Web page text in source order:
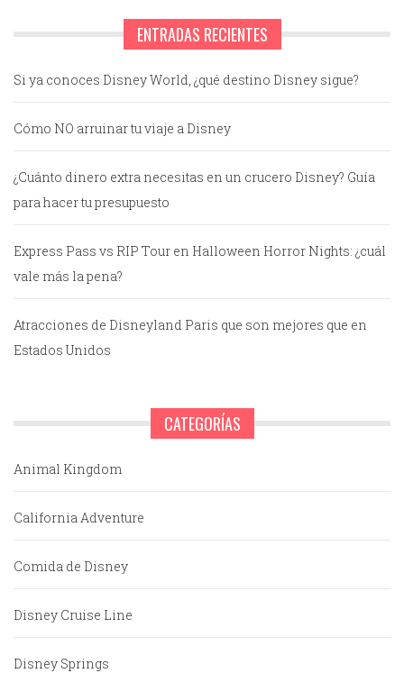
ENTRADAS RECIENTES
Si ya conoces Disney World, ¿qué destino Disney sigue?
Cómo NO arruinar tu viaje a Disney
¿Cuánto dinero extra necesitas en un crucero Disney? Guía
para hacer tu presupuesto
Express Pass vs RIP Tour en Halloween Horror Nights: ¿cuál
vale más la pena?
Atracciones de Disneyland Paris que son mejores que en
Estados Unidos
CATEGORÍAS
Animal Kingdom
California Adventure
Comida de Disney
Disney Cruise Line
Disney Springs